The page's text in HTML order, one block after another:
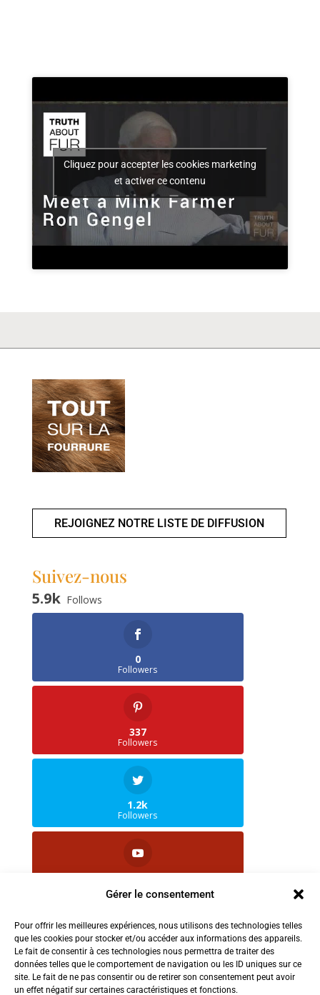
Gérer le consentement
Pour offrir les meilleures expériences, nous utilisons des technologies telles
que les cookies pour stocker et/ou accéder aux informations des appareils.
Le fait de consentir à ces technologies nous permettra de traiter des
données telles que le comportement de navigation ou les ID uniques sur ce
site. Le fait de ne pas consentir ou de retirer son consentement peut avoir
un effet négatif sur certaines caractéristiques et fonctions.
Cliquez pour accepter les cookies marketing
et activer ce contenu
REJOIGNEZ NOTRE LISTE DE DIFFUSION
Suivez-nous
5.9k Follows
0
Followers
337
Followers
1.2k
Followers
1.8k
Followers
2.5k
Followers